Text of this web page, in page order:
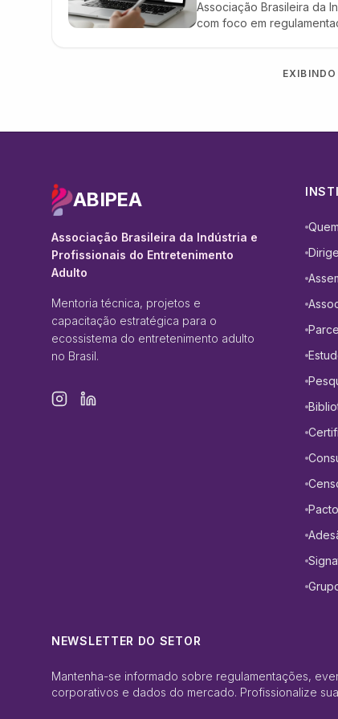
Associação Brasileira da
com foco em
EXIBINDO
ABIPEA
Associação Brasileira da Indústria e
Profissionais do Entretenimento
Adulto
Mentoria técnica, projetos e
capacitação estratégica para o
ecossistema do entretenimento adulto
no Brasil.
NEWSLETTER DO SETOR
Mantenha-se informado sobre regulamentações,
corporativos e dados do mercado. Profissionalize